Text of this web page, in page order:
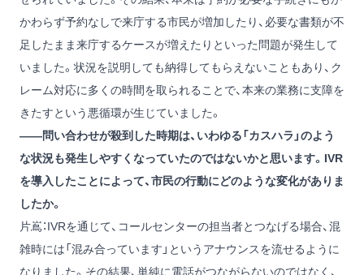
かわらず予約なしで来庁する市民が増加したり、必要な書類が不
足したまま来庁するケースが増えたりといった問題が発生して
いました。状況を説明しても納得してもらえないこともあり、ク
レーム対応に多くの時間を取られることで、本来の業務に支障を
きたすという悪循環が生じていました。
——問い合わせが殺到した時期は、いわゆる「カスハラ」のよう
な状況も発生しやすくなっていたのではないかと思います。IVR
を導入したことによって、市民の行動にどのような変化がありま
したか。
片嶌：IVRを通じて、コールセンターの担当者とつなげる場合、混
雑時には「混み合っています」というアナウンスを流せるように
なりました。その結果、単純に電話がつながらないのではなく、